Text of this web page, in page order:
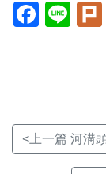
Facebook(
開
Line(
開
<上一篇 河溝